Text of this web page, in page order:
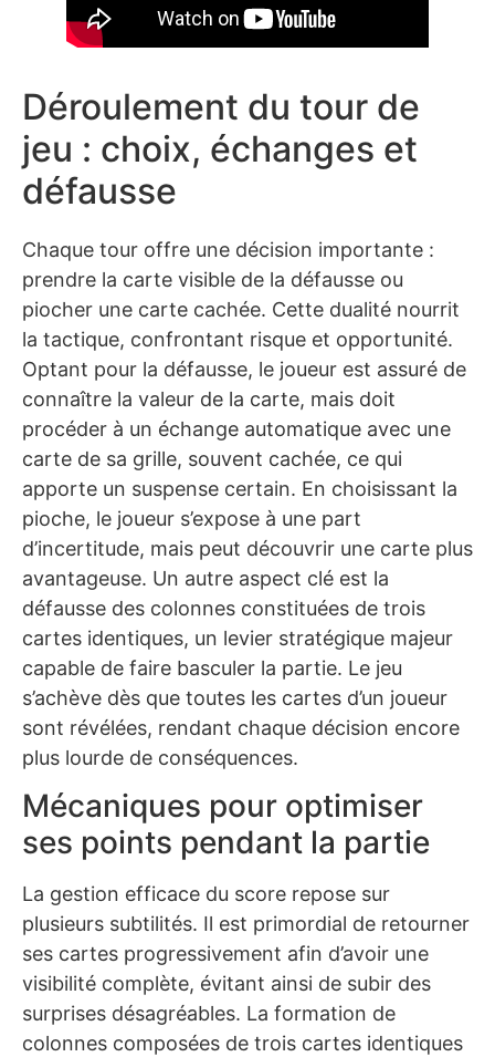
Déroulement du tour de
jeu : choix, échanges et
défausse
Chaque tour offre une décision importante :
prendre la carte visible de la défausse ou
piocher une carte cachée. Cette dualité nourrit
la tactique, confrontant risque et opportunité.
Optant pour la défausse, le joueur est assuré de
connaître la valeur de la carte, mais doit
procéder à un échange automatique avec une
carte de sa grille, souvent cachée, ce qui
apporte un suspense certain. En choisissant la
pioche, le joueur s’expose à une part
d’incertitude, mais peut découvrir une carte plus
avantageuse. Un autre aspect clé est la
défausse des colonnes constituées de trois
cartes identiques, un levier stratégique majeur
capable de faire basculer la partie. Le jeu
s’achève dès que toutes les cartes d’un joueur
sont révélées, rendant chaque décision encore
plus lourde de conséquences.
Mécaniques pour optimiser
ses points pendant la partie
La gestion efficace du score repose sur
plusieurs subtilités. Il est primordial de retourner
ses cartes progressivement afin d’avoir une
visibilité complète, évitant ainsi de subir des
surprises désagréables. La formation de
colonnes composées de trois cartes identiques